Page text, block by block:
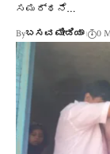
ಸಮರ್ಥನೆ…
Byಬಸವ ಮೀಡಿಯಾ 0